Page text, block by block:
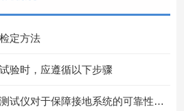
定方法
验时，应遵循以下步骤
接地线成组直流电阻测试仪对于保障接地系统的可靠性具有重要意义